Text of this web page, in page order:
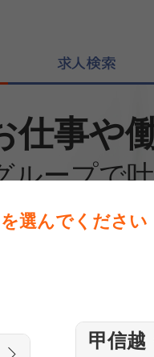
仕事や
ループで
選んでください
甲信越